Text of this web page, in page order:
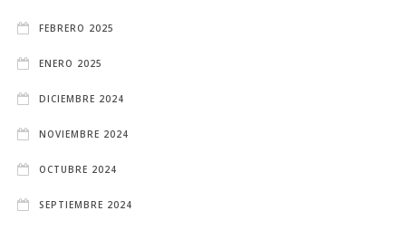
FEBRERO 2025
ENERO 2025
DICIEMBRE 2024
NOVIEMBRE 2024
OCTUBRE 2024
SEPTIEMBRE 2024